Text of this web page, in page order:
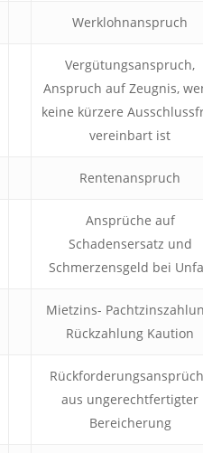
Werklohnanspruch
Vergütungsanspruch,
Anspruch auf Zeugnis,
keine kürzere
vereinbart ist
Rentenanspruch
Ansprüche auf
Schadensersatz und
Schmerzensgeld bei
Mietzins-
Rückzahlung Kaution
aus ungerechtfertigter
Bereicherung